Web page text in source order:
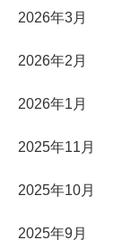
2026年3月
2026年2月
2026年1月
2025年11月
2025年10月
2025年9月